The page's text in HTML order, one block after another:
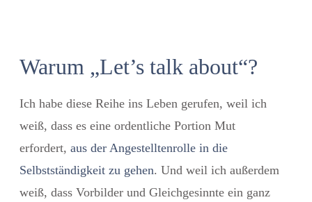
Warum „Let’s talk about“?
Ich habe diese Reihe ins Leben gerufen, weil ich
weiß, dass es eine ordentliche Portion Mut
erfordert, aus der Angestelltenrolle in die
Selbstständigkeit zu gehen. Und weil ich außerdem
weiß, dass Vorbilder und Gleichgesinnte ein ganz